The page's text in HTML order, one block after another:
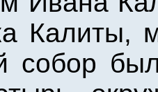
Калиты,
собор